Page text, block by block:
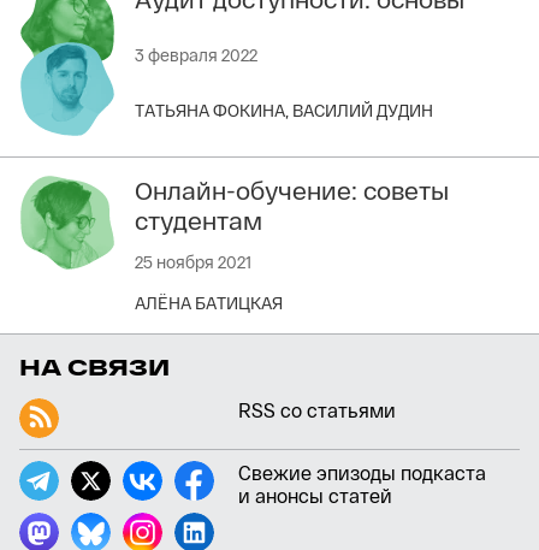
3 февраля 2022
ТАТЬЯНА ФОКИНА, ВАСИЛИЙ ДУДИН
Онлайн-обучение: советы
студентам
25 ноября 2021
АЛЁНА БАТИЦКАЯ
НА СВЯЗИ
RSS со статьями
Свежие эпизоды подкаста
и анонсы статей